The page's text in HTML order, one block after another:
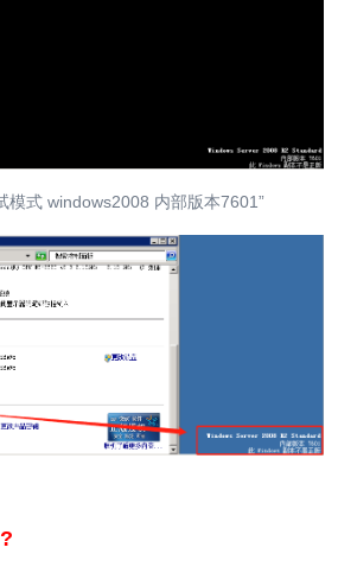
模式 windows2008 内部版本7601”